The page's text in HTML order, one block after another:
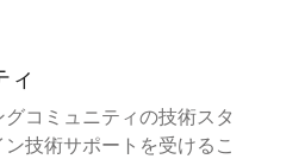
ィ
コミュニティの技術スタ
技術サポートを受けるこ